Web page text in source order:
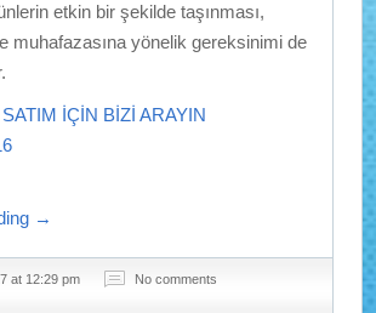
etkin bir şekilde taşınması,
muhafazasına yönelik gereksinimi de
İÇİN BİZİ ARAYIN
→
at 12:29 pm
No comments